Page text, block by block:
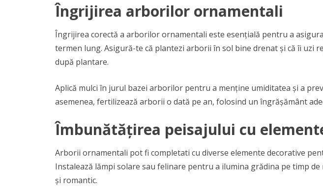
Îngrijirea arborilor ornamentali
Îngrijirea corectă a arborilor ornamentali este esențială pentru a
termen lung. Asigură-te că plantezi arborii în sol bine drenat și că îi uzi
după plantare.
Aplică mulci în jurul bazei arborilor pentru a menține umiditatea și a
asemenea, fertilizează arborii o dată pe an, folosind un îngrășământ
Îmbunătățirea peisajului cu
Arborii ornamentali pot fi completati cu diverse elemente decorative
Instalează lămpi solare sau felinare pentru a ilumina grădina pe timp
și romantic.